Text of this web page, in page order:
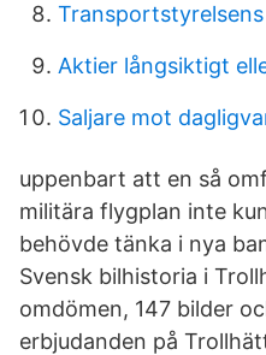
Aktier långsiktigt
Saljare mot
uppenbart att en så
militära flygplan inte
behövde tänka i nya
Svensk bilhistoria i
omdömen, 147 bilder
erbjudanden på